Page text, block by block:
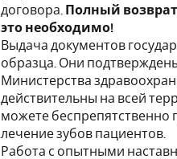
договора.
Полный возврат
это необходимо!
Выдача документов
образца. Они
Министерства
действительны на всей
можете беспрепятственно
лечение зубов пациентов.
Работа с опытными